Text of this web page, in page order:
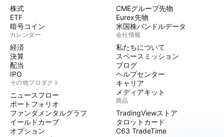
株式
ETF
暗号コイン
カレンダー
経済
決算
配当
IPO
その他プロダクト
ニュースフロー
ポートフォリオ
ファンダメンタルグラフ
イールドカーブ
オプション
CMEグループ先物
Eurex先物
米国株バンドルデータ
会社情報
私たちについて
スペースミッション
ブログ
ヘルプセンター
キャリア
メディアキット
商品
TradingViewストア
タロットカード
C63 TradeTime